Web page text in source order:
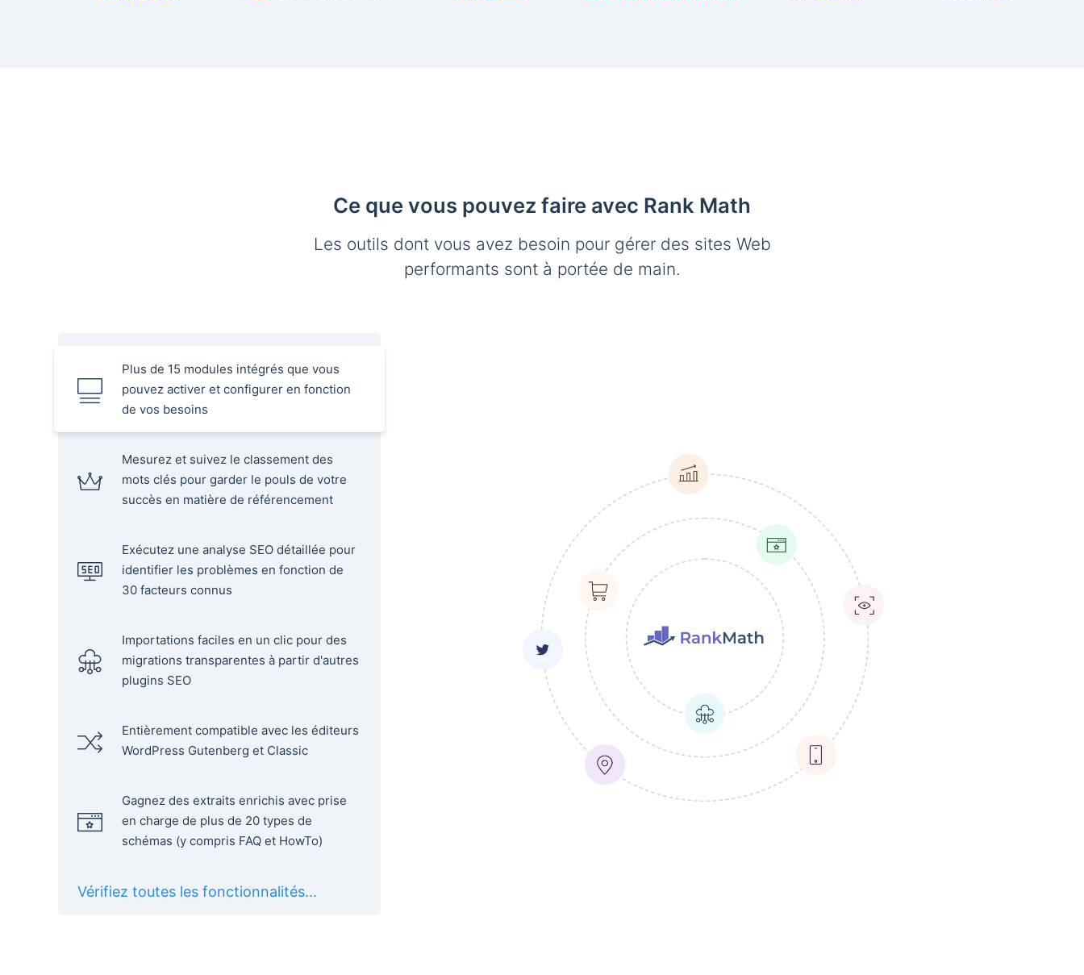
Ce que vous pouvez faire avec Rank Math
Les outils dont vous avez besoin pour gérer des sites Web
performants sont à portée de main.
Plus de 15 modules intégrés que vous
pouvez activer et configurer en fonction
de vos besoins
Mesurez et suivez le classement des
mots clés pour garder le pouls de votre
succès en matière de référencement
Exécutez une analyse SEO détaillée pour
identifier les problèmes en fonction de
30 facteurs connus
Importations faciles en un clic pour des
migrations transparentes à partir d'autres
plugins SEO
Entièrement compatible avec les éditeurs
WordPress Gutenberg et Classic
Gagnez des extraits enrichis avec prise
en charge de plus de 20 types de
schémas (y compris FAQ et HowTo)
Vérifiez toutes les fonctionnalités...